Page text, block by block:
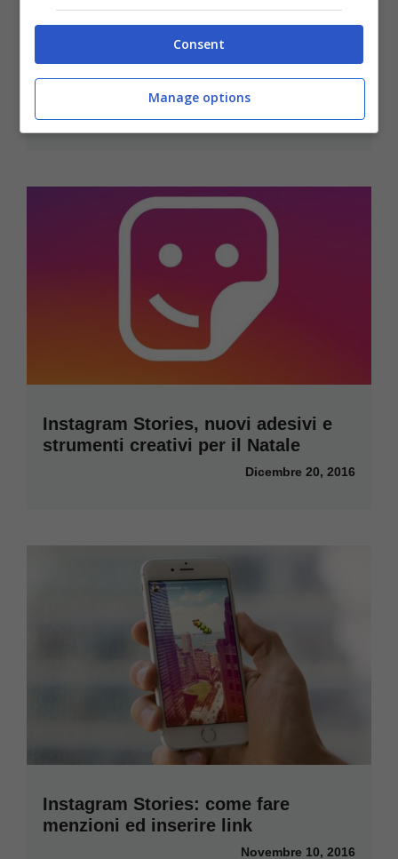
Instagram Stories, pubblicità in
Instagram Stories, nuovi adesivi e
strumenti creativi per il Natale
Dicembre 20, 2016
Instagram Stories: come fare
menzioni ed inserire link
Novembre 10, 2016
Consent
Manage options